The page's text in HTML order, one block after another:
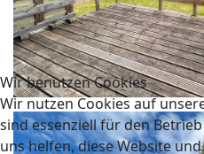
Wir benutzen Cookies
Wir nutzen Cookies auf
sind essenziell für den
uns helfen, diese Website